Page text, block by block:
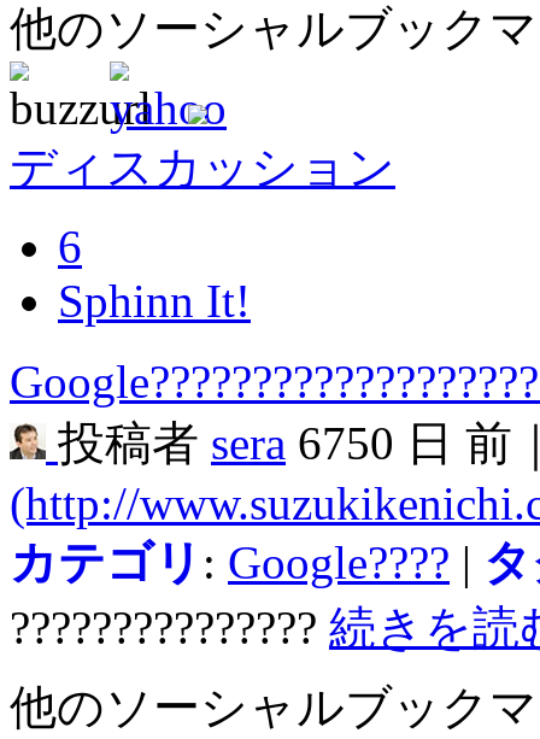
他のソーシャルブック
ディスカッション
6
Sphinn It!
投稿者 sera 6750 日 前
(http://
カテゴリ : Google???? |
??????????????? 続きを読
他のソーシャルブック